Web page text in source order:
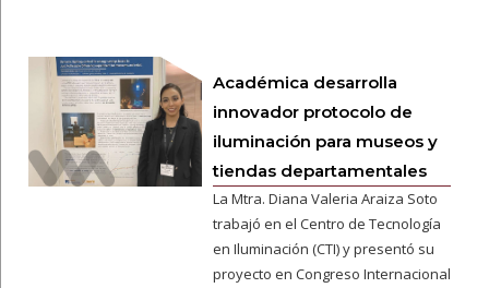
Académica desarrolla
innovador protocolo de
iluminación para museos y
tiendas departamentales
La Mtra. Diana Valeria Araiza Soto
trabajó en el Centro de Tecnología
en Iluminación (CTI) y presentó su
proyecto en Congreso Internacional